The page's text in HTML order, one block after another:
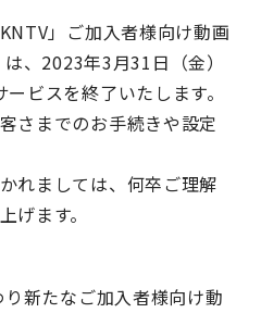
」ご加入者様向け動画
、2023年3月31日（金）
ビスを終了いたします。
さまでのお手続きや設定
れましては、何卒ご理解
げます。
新たなご加入者様向け動